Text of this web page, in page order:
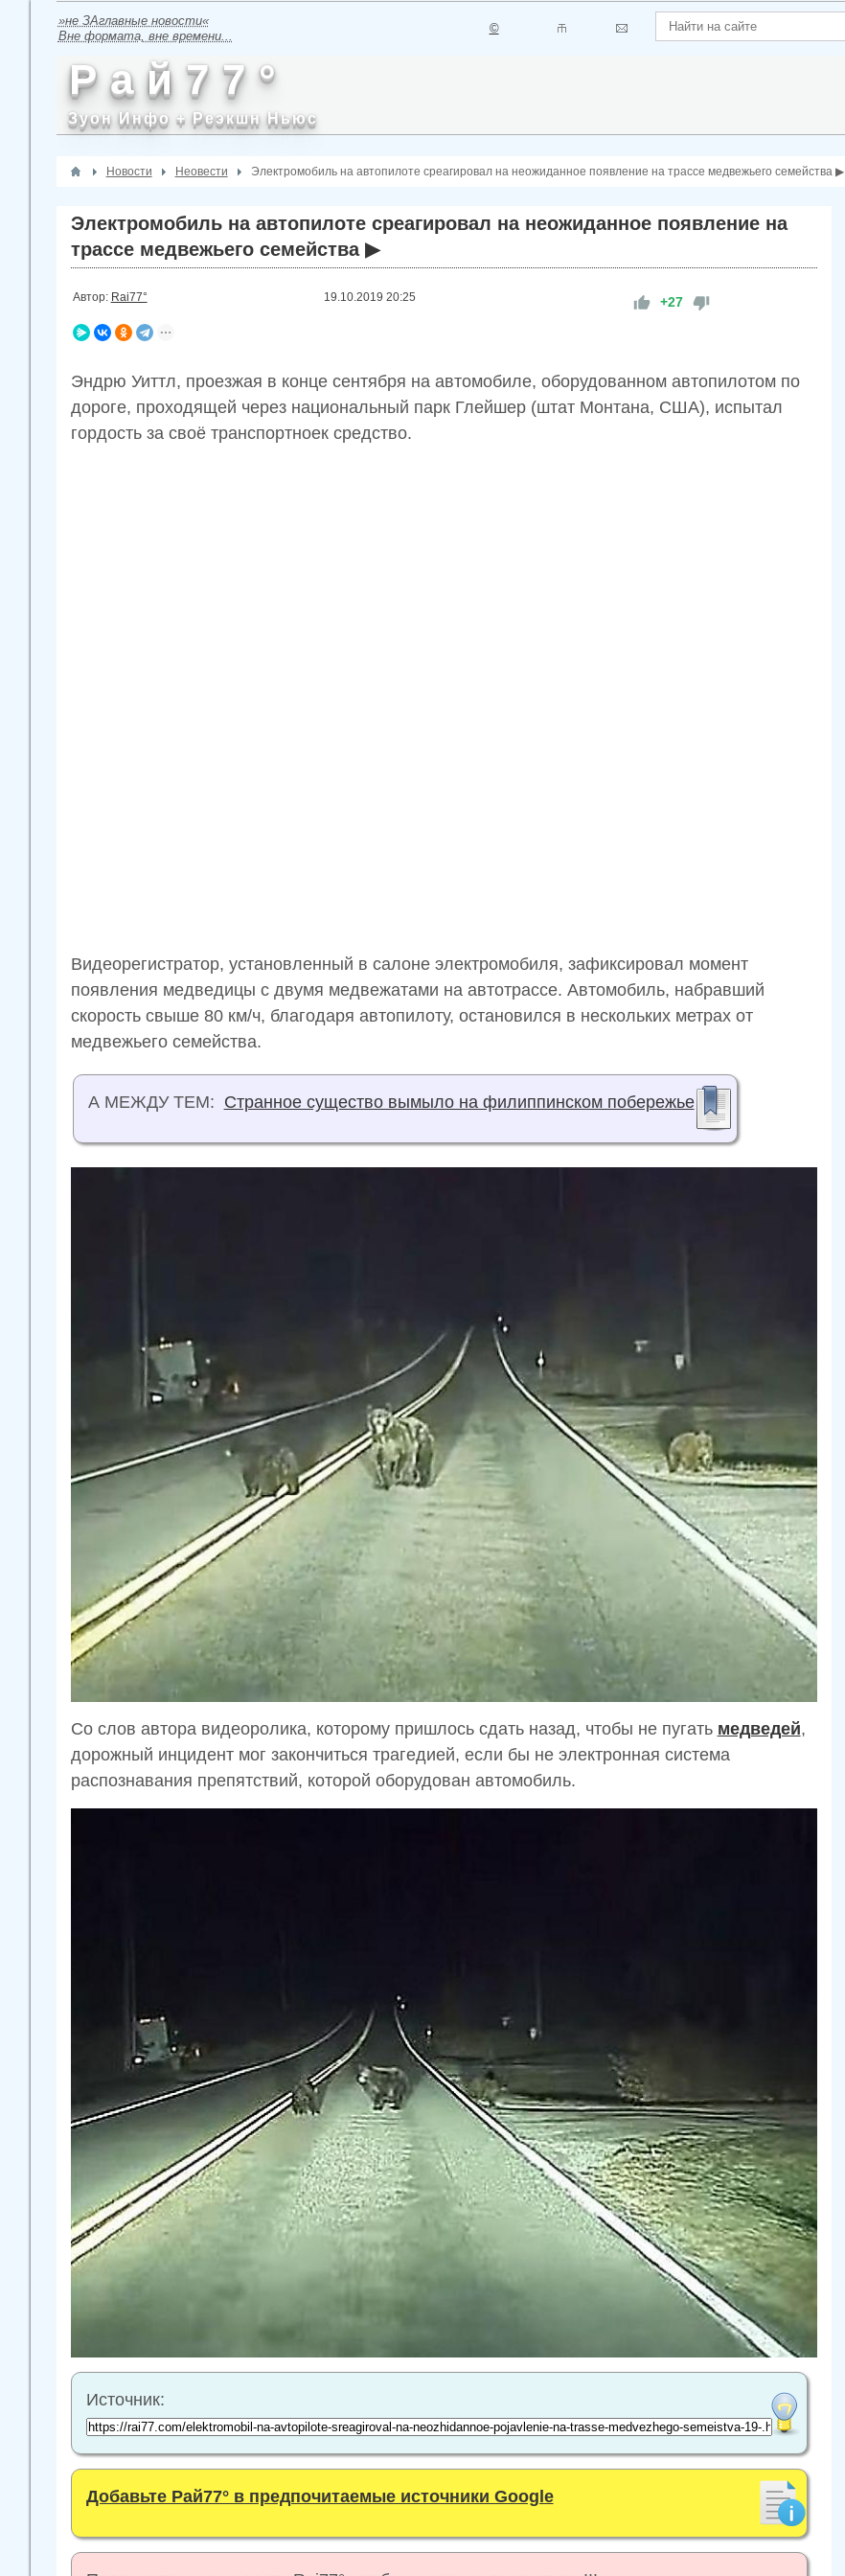
»не ЗАглавные новости«
Вне формата, вне времени...
©
Р а й 7 7 °
Зуон Инфо + Реэкшн Ньюс
Новости Неовести Электромобиль на автопилоте среагировал на неожиданное появление на трассе медвежьего семейства ▶
Электромобиль на автопилоте среагировал на неожиданное появление на
трассе медвежьего семейства ▶
Автор: Rai77° 19.10.2019 20:25 +27
Эндрю Уиттл, проезжая в конце сентября на автомобиле, оборудованном автопилотом по
дороге, проходящей через национальный парк Глейшер (штат Монтана, США), испытал
гордость за своё транспортноек средство.
Видеорегистратор, установленный в салоне электромобиля, зафиксировал момент
появления медведицы с двумя медвежатами на автотрассе. Автомобиль, набравший
скорость свыше 80 км/ч, благодаря автопилоту, остановился в нескольких метрах от
медвежьего семейства.
А МЕЖДУ ТЕМ: Странное существо вымыло на филиппинском побережье
Со слов автора видеоролика, которому пришлось сдать назад, чтобы не пугать медведей,
дорожный инцидент мог закончиться трагедией, если бы не электронная система
распознавания препятствий, которой оборудован автомобиль.
Источник:
Добавьте Рай77° в предпочитаемые источники Google